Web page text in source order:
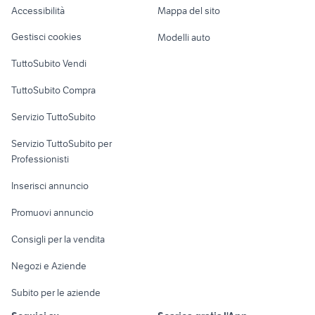
Loft, mansarde e
Informatica
Console e
Fotografia
Telefonia
Accessibilità
Gestisci cookies
TuttoSubito Vendi
TuttoSubito Compra
Servizio TuttoSubito
Servizio TuttoSubito per
Professionisti
Inserisci annuncio
Promuovi annuncio
Consigli per la vendita
Negozi e Aziende
Subito per le aziende
Mappa del sito
Modelli auto